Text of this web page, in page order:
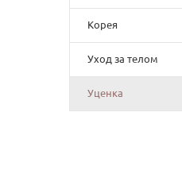
Корея
Уход за телом
Уценка